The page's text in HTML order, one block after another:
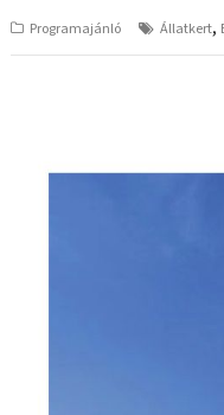
Programajánló Állatkert,